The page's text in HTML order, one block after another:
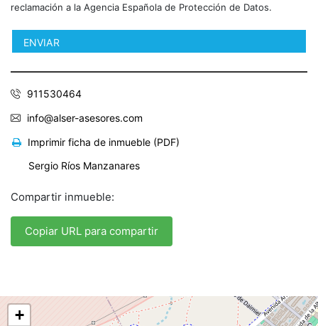
reclamación a la Agencia Española de Protección de Datos.
911530464
info@alser-asesores.com
Imprimir ficha de inmueble (PDF)
Sergio Ríos Manzanares
Compartir inmueble:
Copiar URL para compartir
+